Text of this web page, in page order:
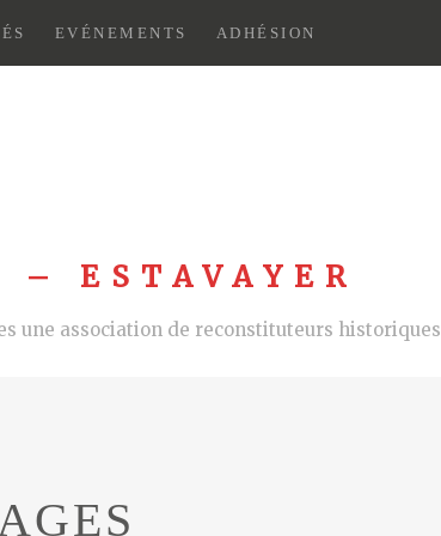
EVÉNEMENTS ADHÉSION
– ESTAVAYER
une association de reconstituteurs historiques